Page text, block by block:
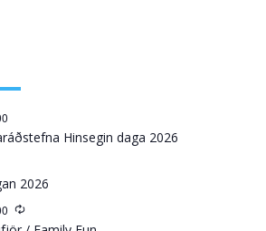
Hinsegin daga 2026
2026
Recurring